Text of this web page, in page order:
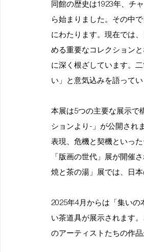
同館の歴史は1923年、チ
ら始まりました。その中
にわたります。現在では
める重要なコレクション
に深く根ざしています。
い」と意気込みを語ってい
本展は5つの主要な展示で
ションより-」が公開され
表現、危機と契機といっ
「版画の世代」展が開催
焼と茶の湯」展では、日
2025年4月からは「集い
い茶道具が展示されます
のアーティストたちの作品